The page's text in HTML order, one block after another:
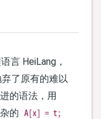
言 HeiLang，
了原有的难以
的语法，用
的 A[x] = t;